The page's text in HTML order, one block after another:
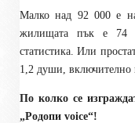
Малко над 92 000 е
жилищата пък е 74
статистика. Или
1,2 души, включително
По колко се
„Родопи voice“!